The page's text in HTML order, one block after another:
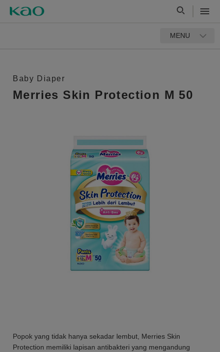
MENU
Baby Diaper
Merries Skin Protection M 50
Popok yang tidak hanya sekadar lembut, Merries Skin
Protection memiliki lapisan antibakteri yang mengandung